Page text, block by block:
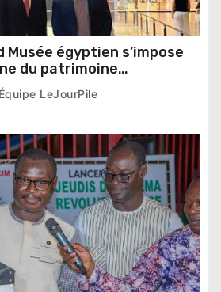
Musée égyptien s’impose
du patrimoine
des dirigeants
Équipe LeJourPile